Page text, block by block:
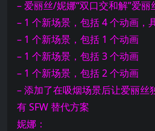
– 爱丽丝/妮娜“双口交和解”爱丽
– 1 个新场景，包括 4 个动画，
– 1 个新场景，包括 1 个动画
– 1 个新场景，包括 3 个动画
– 1 个新场景，包括 2 个动画
– 添加了在吸烟场景后让爱丽丝
有 SFW 替代方案
妮娜：